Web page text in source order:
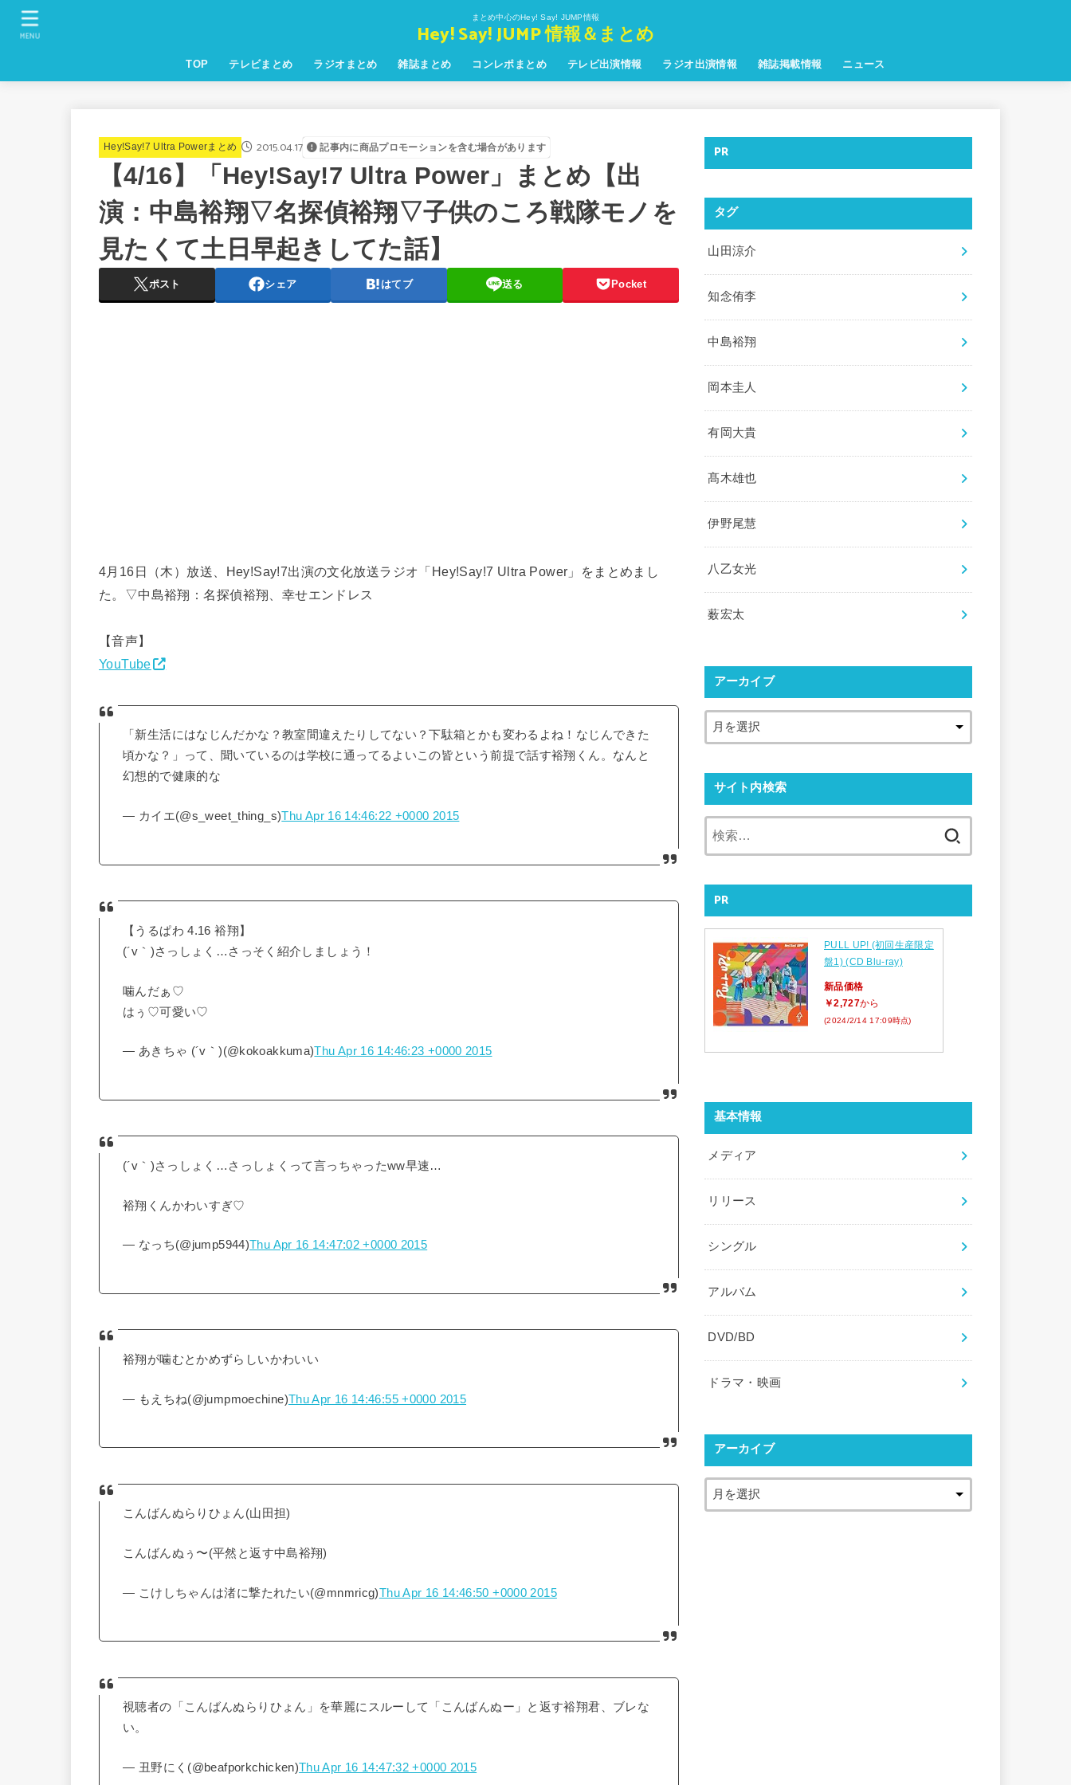
まとめ中心のHey! Say! JUMP情報
Hey! Say! JUMP 情報＆まとめ
TOP テレビまとめ ラジオまとめ 雑誌まとめ コンレポまとめ テレビ出演情報 ラジオ出演情報 雑誌掲載情報 ニュース
MENU
Hey!Say!7 Ultra Powerまとめ 2015.04.17 記事内に商品プロモーションを含む場合があります
【4/16】「Hey!Say!7 Ultra Power」まとめ【出
演：中島裕翔▽名探偵裕翔▽子供のころ戦隊モノを
見たくて土日早起きしてた話】
ポスト シェア はてブ 送る Pocket
4月16日（木）放送、Hey!Say!7出演の文化放送ラジオ「Hey!Say!7 Ultra Power」をまとめまし
た。▽中島裕翔：名探偵裕翔、幸せエンドレス
【音声】
YouTube
「新生活にはなじんだかな？教室間違えたりしてない？下駄箱とかも変わるよね！なじんできた
頃かな？」って、聞いているのは学校に通ってるよいこの皆という前提で話す裕翔くん。なんと
幻想的で健康的な
— カイエ(@s_weet_thing_s)Thu Apr 16 14:46:22 +0000 2015
【うるぱわ 4.16 裕翔】
(´v｀)さっしょく…さっそく紹介しましょう！
噛んだぁ♡
はぅ♡可愛い♡
— あきちゃ (´v｀)(@kokoakkuma)Thu Apr 16 14:46:23 +0000 2015
(´v｀)さっしょく…さっしょくって言っちゃったww早速…
裕翔くんかわいすぎ♡
— なっち(@jump5944)Thu Apr 16 14:47:02 +0000 2015
裕翔が噛むとかめずらしいかわいい
— もえちね(@jumpmoechine)Thu Apr 16 14:46:55 +0000 2015
こんばんぬらりひょん(山田担)
こんばんぬぅ〜(平然と返す中島裕翔)
— こけしちゃんは渚に撃たれたい(@mnmricg)Thu Apr 16 14:46:50 +0000 2015
視聴者の「こんばんぬらりひょん」を華麗にスルーして「こんばんぬー」と返す裕翔君、ブレな
い。
— 丑野にく(@beafporkchicken)Thu Apr 16 14:47:32 +0000 2015
PR
タグ
山田涼介
知念侑李
中島裕翔
岡本圭人
有岡大貴
髙木雄也
伊野尾慧
八乙女光
薮宏太
アーカイブ
サイト内検索
PR
PULL UP! (初回生産限定
盤1) (CD Blu-ray)
新品価格
￥2,727から
(2024/2/14 17:09時点)
基本情報
メディア
リリース
シングル
アルバム
DVD/BD
ドラマ・映画
アーカイブ